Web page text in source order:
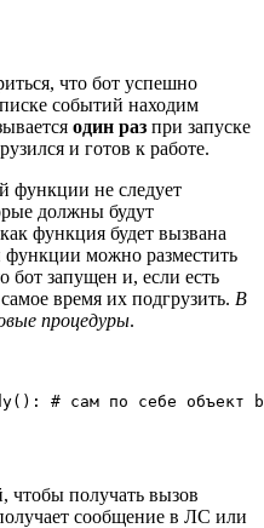
что бот успешно
событий находим
один раз при запуске
и готов к работе.
функции не следует
должны будут
функция будет вызвана
функции можно разместить
бот запущен и, если есть
время их подгрузить. В
процедуры.
(): # сам по себе объект
чтобы получать вызов
сообщение в ЛС или